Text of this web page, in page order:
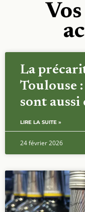
La
Toulouse
sont aussi
LIRE LA SUITE »
24 février 2026